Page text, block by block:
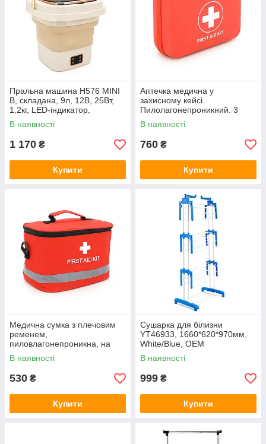
Пральна машина H576 MINI
B, складана, 9л, 12В, 25Вт,
1.2кг, LED-індикатор,
електронне керування,
29,5*29,5(14.5)мм, пластик,
В наявності
1 170 ₴
Купити
Аптечка медична у
захисному кейсі.
Пилолагонепроникний. 3
відділення. Набір першої
допомоги: ножиці, бинти,
В наявності
760 ₴
Купити
Медична сумка з плечовим
ременем,
пиловлагонепроникна, на
змійці, червона, 27*19*20см
В наявності
530 ₴
Купити
Сушарка для білизни
YT46933, 1660*620*970мм,
White/Blue, OEM
В наявності
999 ₴
Купити